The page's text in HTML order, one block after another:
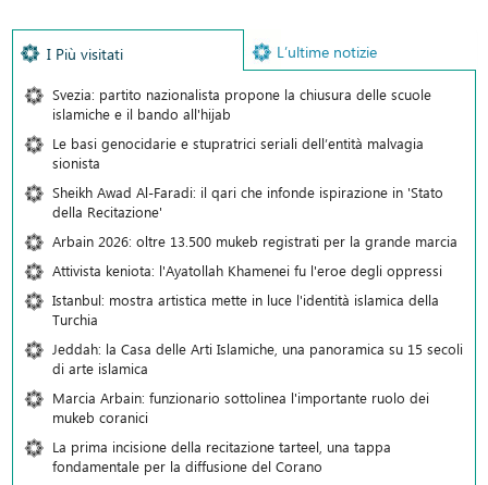
I Più visitati L’ultime notizie
Svezia: partito nazionalista propone la chiusura delle scuole
islamiche e il bando all'hijab
Le basi genocidarie e stupratrici seriali dell’entità malvagia
sionista
Sheikh Awad Al-Faradi: il qari che infonde ispirazione in 'Stato
della Recitazione'
Arbain 2026: oltre 13.500 mukeb registrati per la grande marcia
Attivista keniota: l'Ayatollah Khamenei fu l'eroe degli oppressi
Istanbul: mostra artistica mette in luce l'identità islamica della
Turchia
Jeddah: la Casa delle Arti Islamiche, una panoramica su 15 secoli
di arte islamica
Marcia Arbain: funzionario sottolinea l'importante ruolo dei
mukeb coranici
La prima incisione della recitazione tarteel, una tappa
fondamentale per la diffusione del Corano